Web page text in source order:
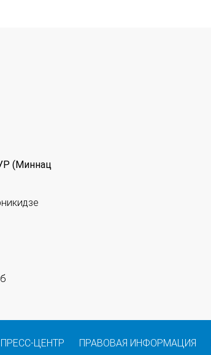
(Миннац
ПРЕСС-ЦЕНТР ПРАВОВАЯ ИНФОРМАЦИЯ